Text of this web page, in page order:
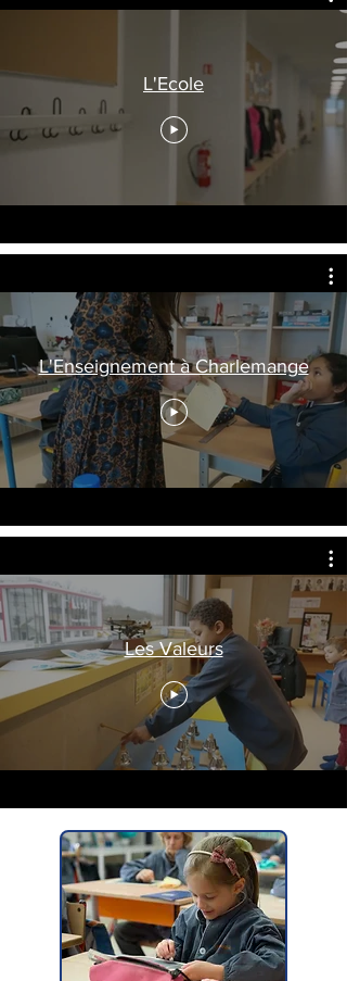
L'Ecole
L'Enseignement à Charlemange
Les Valeurs